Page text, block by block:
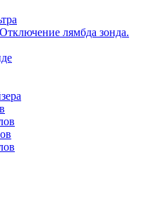
лямбда зонда.